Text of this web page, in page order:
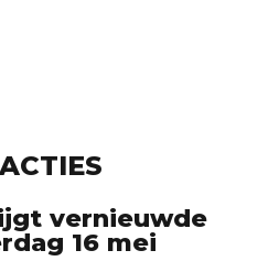
vernieuwde
16 mei